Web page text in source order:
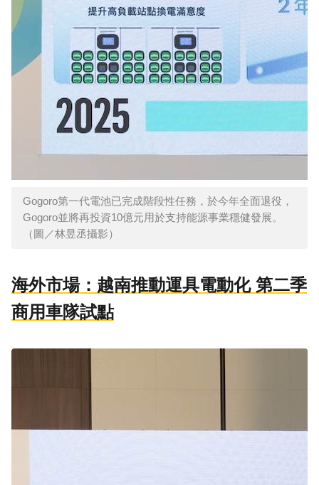
Gogoro第一代電池已完成階段性任務，於今年全面退役，
Gogoro並將再投資10億元用於支持能源事業穩健發展。
（圖／林昱丞攝影）
海外市場：越南推動運具電動化 第二季
商用車隊試點